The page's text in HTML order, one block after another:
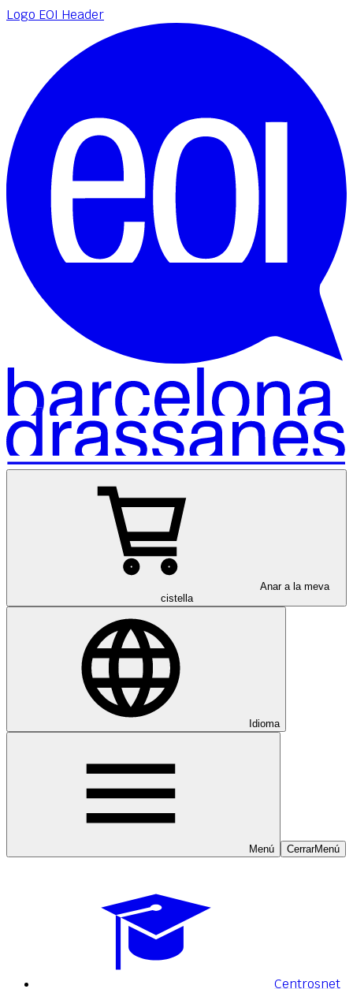
Logo EOI Header
Anar a la meva
cistella
Idioma
Menú CerrarMenú
Centrosnet